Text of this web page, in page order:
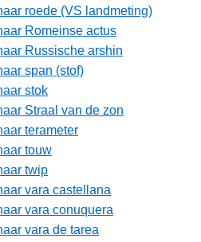
roede (VS landmeting)
Romeinse actus
Russische arshin
span (stof)
stok
Straal van de zon
terameter
touw
twip
vara castellana
vara conuquera
vara de tarea